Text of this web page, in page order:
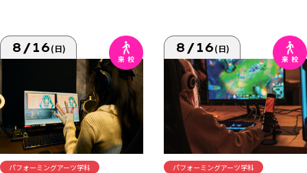
8/16(日)
パフォーミングアーツ学科
8/16(日)
パフォーミングアーツ学科